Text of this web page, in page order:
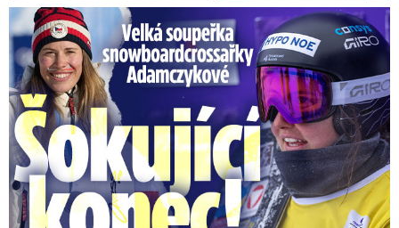
Velká soupeřka Adamczykové: Šokující konec!